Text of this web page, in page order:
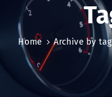
Home Archive by